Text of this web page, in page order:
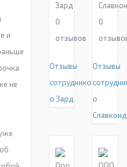
и
не
Зард
0
отзывов
Отзывы
сотрудников
о Зард
0
Отзывы
о
Славконд